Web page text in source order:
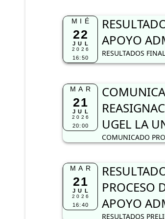
MIÉ
22
JUL
2026
16:50
APOYO
RESULTADOS
MAR
21
JUL
2026
20:00
UGEL LA
COMUNICADO
MAR
21
JUL
2026
16:40
PROCESO
APOYO
RESULTADOS